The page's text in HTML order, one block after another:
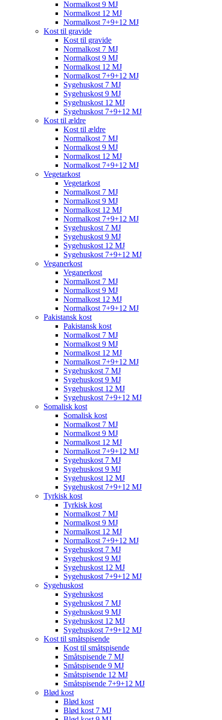
Normalkost 9 MJ
Normalkost 12 MJ
Normalkost 7+9+12 MJ
Kost til gravide
Kost til gravide
Normalkost 7 MJ
Normalkost 9 MJ
Normalkost 12 MJ
Normalkost 7+9+12 MJ
Sygehuskost 7 MJ
Sygehuskost 9 MJ
Sygehuskost 12 MJ
Sygehuskost 7+9+12 MJ
Kost til ældre
Kost til ældre
Normalkost 7 MJ
Normalkost 9 MJ
Normalkost 12 MJ
Normalkost 7+9+12 MJ
Vegetarkost
Vegetarkost
Normalkost 7 MJ
Normalkost 9 MJ
Normalkost 12 MJ
Normalkost 7+9+12 MJ
Sygehuskost 7 MJ
Sygehuskost 9 MJ
Sygehuskost 12 MJ
Sygehuskost 7+9+12 MJ
Veganerkost
Veganerkost
Normalkost 7 MJ
Normalkost 9 MJ
Normalkost 12 MJ
Normalkost 7+9+12 MJ
Pakistansk kost
Pakistansk kost
Normalkost 7 MJ
Normalkost 9 MJ
Normalkost 12 MJ
Normalkost 7+9+12 MJ
Sygehuskost 7 MJ
Sygehuskost 9 MJ
Sygehuskost 12 MJ
Sygehuskost 7+9+12 MJ
Somalisk kost
Somalisk kost
Normalkost 7 MJ
Normalkost 9 MJ
Normalkost 12 MJ
Normalkost 7+9+12 MJ
Sygehuskost 7 MJ
Sygehuskost 9 MJ
Sygehuskost 12 MJ
Sygehuskost 7+9+12 MJ
Tyrkisk kost
Tyrkisk kost
Normalkost 7 MJ
Normalkost 9 MJ
Normalkost 12 MJ
Normalkost 7+9+12 MJ
Sygehuskost 7 MJ
Sygehuskost 9 MJ
Sygehuskost 12 MJ
Sygehuskost 7+9+12 MJ
Sygehuskost
Sygehuskost
Sygehuskost 7 MJ
Sygehuskost 9 MJ
Sygehuskost 12 MJ
Sygehuskost 7+9+12 MJ
Kost til småtspisende
Kost til småtspisende
Småtspisende 7 MJ
Småtspisende 9 MJ
Småtspisende 12 MJ
Småtspisende 7+9+12 MJ
Blød kost
Blød kost
Blød kost 7 MJ